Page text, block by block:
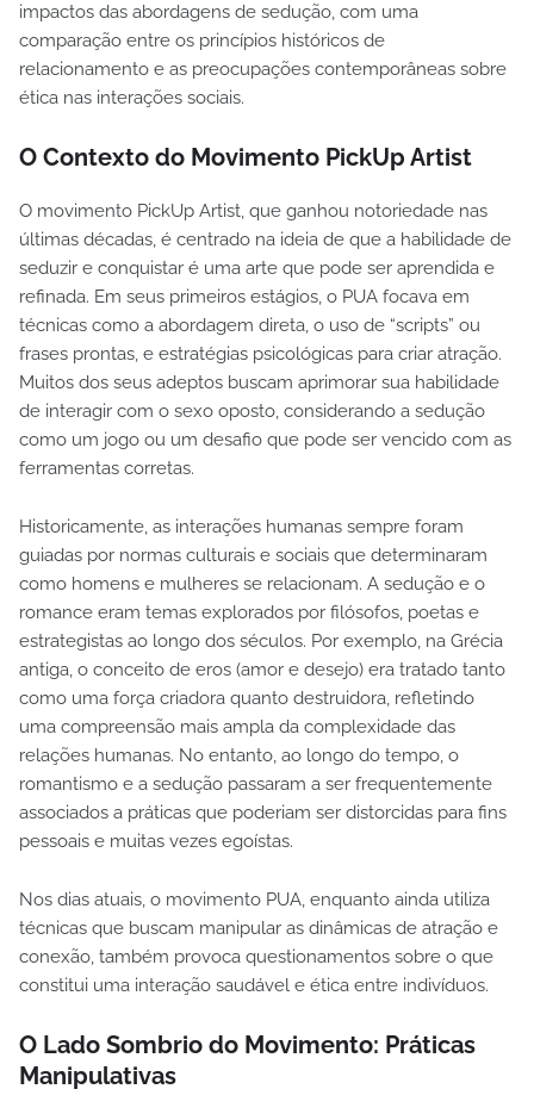
impactos das abordagens de sedução, com uma
comparação entre os princípios históricos de
relacionamento e as preocupações contemporâneas sobre
ética nas interações sociais.
O Contexto do Movimento PickUp Artist
O movimento PickUp Artist, que ganhou notoriedade nas
últimas décadas, é centrado na ideia de que a habilidade de
seduzir e conquistar é uma arte que pode ser aprendida e
refinada. Em seus primeiros estágios, o PUA focava em
técnicas como a abordagem direta, o uso de “scripts” ou
frases prontas, e estratégias psicológicas para criar atração.
Muitos dos seus adeptos buscam aprimorar sua habilidade
de interagir com o sexo oposto, considerando a sedução
como um jogo ou um desafio que pode ser vencido com as
ferramentas corretas.
Historicamente, as interações humanas sempre foram
guiadas por normas culturais e sociais que determinaram
como homens e mulheres se relacionam. A sedução e o
romance eram temas explorados por filósofos, poetas e
estrategistas ao longo dos séculos. Por exemplo, na Grécia
antiga, o conceito de eros (amor e desejo) era tratado tanto
como uma força criadora quanto destruidora, refletindo
uma compreensão mais ampla da complexidade das
relações humanas. No entanto, ao longo do tempo, o
romantismo e a sedução passaram a ser frequentemente
associados a práticas que poderiam ser distorcidas para fins
pessoais e muitas vezes egoístas.
Nos dias atuais, o movimento PUA, enquanto ainda utiliza
técnicas que buscam manipular as dinâmicas de atração e
conexão, também provoca questionamentos sobre o que
constitui uma interação saudável e ética entre indivíduos.
O Lado Sombrio do Movimento: Práticas
Manipulativas